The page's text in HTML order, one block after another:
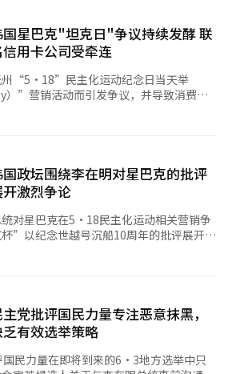
依旧停留在“解雇员工”“停职负责人”等
做法看似强硬，实则是在把结构性问题推给
”的结论。一家代表韩国零售业最高水平
历史政治事件的营销内容上竟在四层审批
人未打开附件便直接审批，这种“草台班
巨大社会影响力的大
不只是市场行为，也承载着公共责任。企
识，最终引发的就不仅仅是品牌危机，而
不只是“低
会走到这一步，并向社会展示改变的决
语言，也难以挽回已经受损的信任。
给下一代。同时承诺新世界集团将以更谦
听更多声音，并承担更多的责任。 郑溶
起事件为教训，从根本上重新检查内部系
企业社会责任标准。他强调：“今天的道
始，新世界将以实际行动重新赢回国民信
努力工作的普通职场人，呼吁公众给予温
现“坦克日”活动存在故意策划的明确证
但由于部分员工拒绝提交手机，集团调查
。他同时强调，集团将积极配合警方调
人存在故意策划行为，将立即予以解雇，
共5名员工策
，其余3人以个人隐私为由拒绝配合。活动
及代表理事审批后最终执行。在审批过程
克韩国在社会和历史敏感性方面的严重缺
险管理体系存在重大漏洞。 针对网络
（坦克随行杯）产品名称象征戒严军坦
射特定人物囚号等说法，全相镇予以辟
海外制造商生产，命名灵感来源于“储水
星巴克"坦克日"争议持续发酵 联
用卡公司受牵连
州“5·18”民主化运动纪念日当天举
”营销活动而引发争议，并导致消费者
巴克建立合作关系的韩国各大信用卡公司
推出“星巴克三星卡”的三星卡，目前均
。不过，截至目前，尚未出现明显的合作
检查以及此次争议影响，公司表示将重新
，目前上述三家卡司均认为，事态尚未发
。 此前，星巴克曾与现代
关系，但自去年下半年起调整战略，开
产品。然而，在相关业务尚未完全步入正
事实上，随着商户手续费
等因素导致主营业务盈利能力持续下降，
来正积极扩大合作伙伴范围。从“外卖的
平台品牌，到科技企业、金融机构乃至
集推出。 不过，由于PLCC在
政坛围绕李在明对星巴克的批评
开激烈争论
对星巴克在5·18民主化运动相关营销争
”以纪念世越号沉船10周年的批评展开了
党国民力量对此表示反对，认为总统批评
在其Facebook上表示：“李在明失去了
况就随意发言。”他指出：“根本没有什么
发布公告，‘警报’是星巴克的标志，所有
这个通用名称。” 他进一步表
月16日的‘警报订单’也不应该进
主党批评国民力量专注恶意抹黑，
有效选举策略
民力量在即将到来的6·3地方选举中只